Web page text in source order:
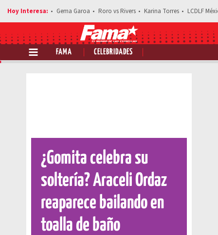
Gema Garoa Roro vs Rivers Karina Torres LCDLF
FAMA CELEBRIDADES
Comparte esta noticia
¿Gomita celebra su
soltería? Araceli Ordaz
reaparece bailando en
toalla de baño